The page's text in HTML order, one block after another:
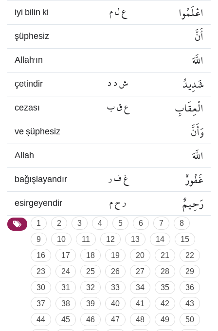
iyi bilin ki ع ل م اعْلَمُوا
şüphesiz أَنَّ
Allah’ın اللَّهَ
çetindir ش د د شَدِيدُ
cezası ع ق ب الْعِقَابِ
ve şüphesiz وَأَنَّ
Allah اللَّهَ
bağışlayandır غ ف ر غَفُورٌ
esirgeyendir ر ح م رَحِيمٌ
1 2 3 4 5 6 7
8
9
10 11 12 13 14
15
16
17 18 19 20 21
22
23
24 25 26 27 28
29
30
31 32 33 34 35
36
37
38 39 40 41 42
43
44
45 46 47 48 49
50